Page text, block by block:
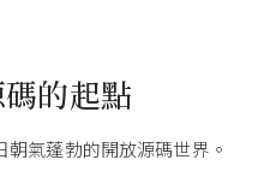
的起點
氣蓬勃的開放源碼世界。